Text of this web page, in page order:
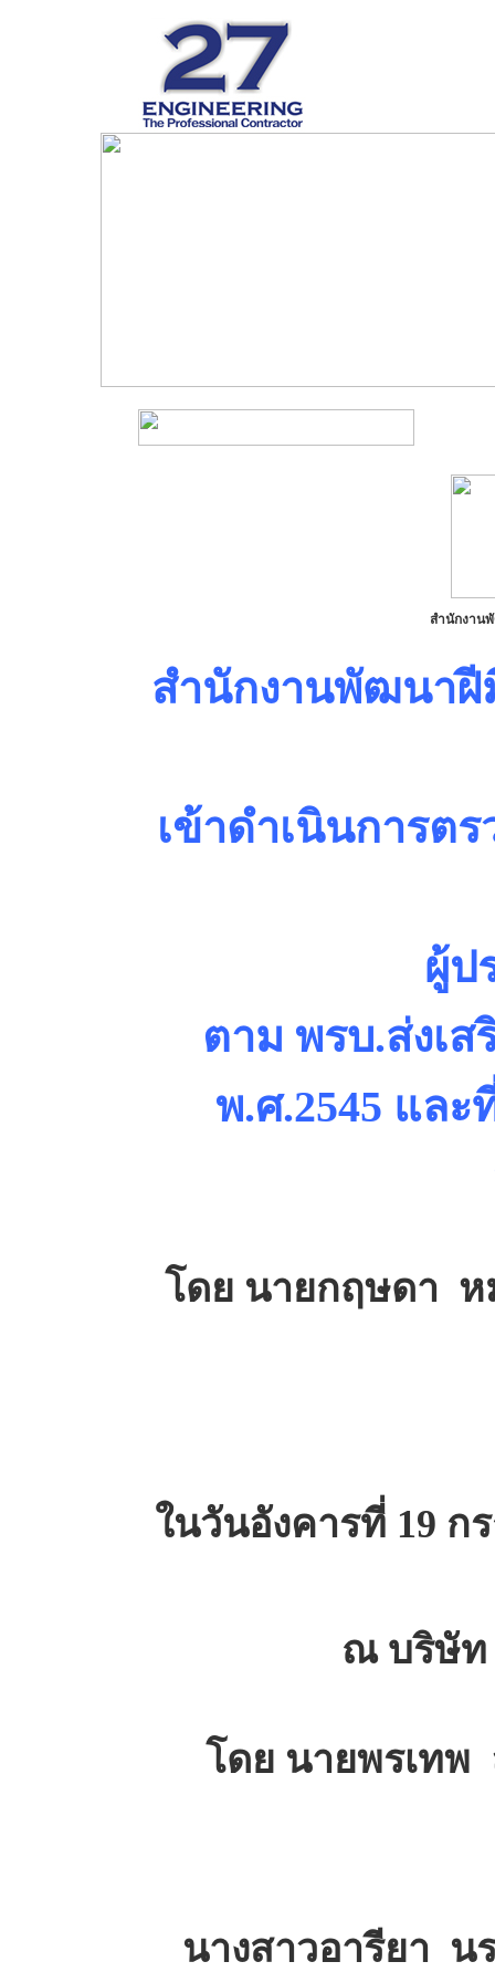
สำนักงาน
สำนักงานพัฒนาฝี
เข้าดำเนินการต
ผู้ป
ตาม พรบ.ส่งเ
พ.ศ.2545 แล
โดย นายกฤษดา ห
ในวันอังคารที่ 19 ก
ณ บริษัท
โดย นายพรเทพ
นางสาวอารียา